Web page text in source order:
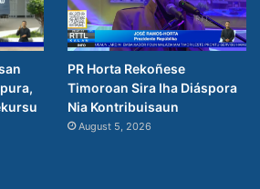
PR Horta Rekoñese
Timoroan Sira Iha Diáspora
Nia Kontribuisaun
August 5, 2026